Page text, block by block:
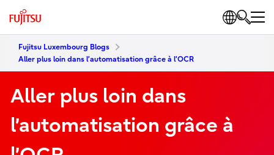
Fujitsu Luxembourg Blogs
Aller plus loin dans l’automatisation grâce à l’OCR
Aller plus loin dans
l’automatisation grâce à